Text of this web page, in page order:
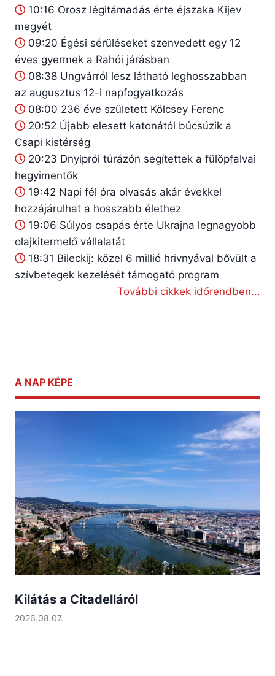
10:16 Orosz légitámadás érte éjszaka Kijev
megyét
09:20 Égési sérüléseket szenvedett egy 12
éves gyermek a Rahói járásban
08:38 Ungvárról lesz látható leghosszabban
az augusztus 12-i napfogyatkozás
08:00 236 éve született Kölcsey Ferenc
20:52 Újabb elesett katonától búcsúzik a
Csapi kistérség
20:23 Dnyiprói túrázón segítettek a fülöpfalvai
hegyimentők
19:42 Napi fél óra olvasás akár évekkel
hozzájárulhat a hosszabb élethez
19:06 Súlyos csapás érte Ukrajna legnagyobb
olajkitermelő vállalatát
18:31 Bileckij: közel 6 millió hrivnyával bővült a
szívbetegek kezelését támogató program
További cikkek időrendben...
A NAP KÉPE
Kilátás a Citadelláról
2026.08.07.